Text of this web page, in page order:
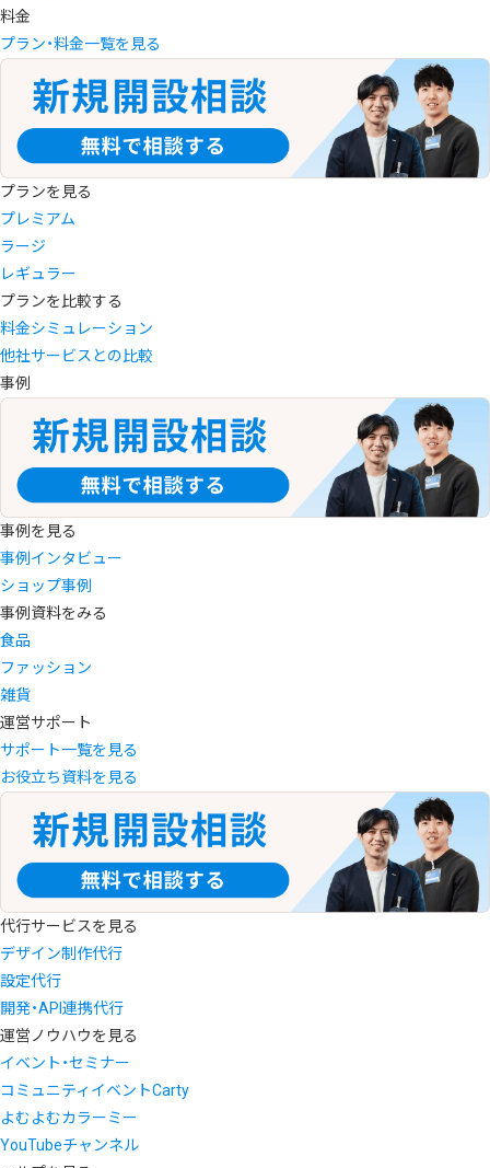
料金
プラン・料金一覧を見る
プランを見る
プレミアム
ラージ
レギュラー
プランを比較する
料金シミュレーション
他社サービスとの比較
事例
事例を見る
事例インタビュー
ショップ事例
事例資料をみる
食品
ファッション
雑貨
運営サポート
サポート一覧を見る
お役立ち資料を見る
代行サービスを見る
デザイン制作代行
設定代行
開発・API連携代行
運営ノウハウを見る
イベント・セミナー
コミュニティイベントCarty
よむよむカラーミー
YouTubeチャンネル